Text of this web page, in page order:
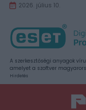
2026. július 10.
A szerkesztőségi anyagok
amelyet a szoftver
Hirdetés